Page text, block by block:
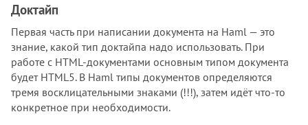
Доктайп
Первая часть при написании документа на Haml — это
знание, какой тип доктайпа надо использовать. При
работе с HTML-документами основным типом документа
будет HTML5. В Haml типы документов определяются
тремя восклицательными знаками (!!!), затем идёт что-то
конкретное при необходимости.